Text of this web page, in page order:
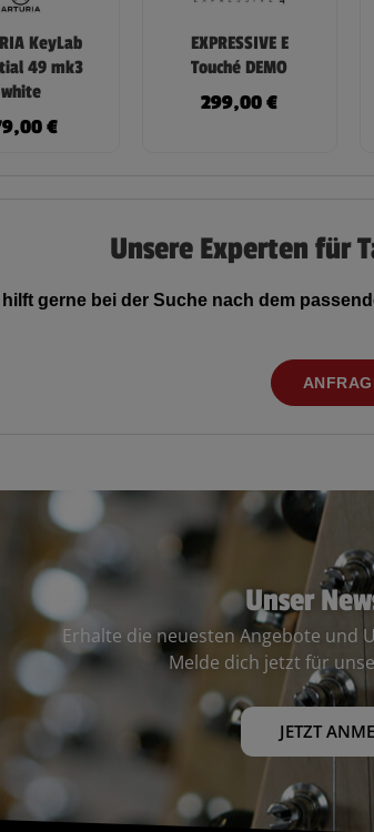
KeyLab
49 mk3
white
€
EXPRESSIVE E
Touché DEMO
299,00€
Unsere Experten für
hilft gerne bei der Suche nach dem
Unser
Erhalte die neuesten Angebote und
Melde dich jetzt für
JETZT